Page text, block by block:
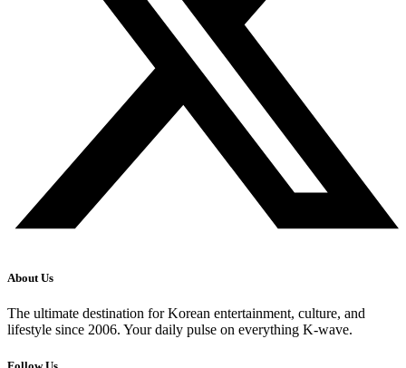
About Us
The ultimate destination for Korean entertainment, culture, and
lifestyle since 2006. Your daily pulse on everything K-wave.